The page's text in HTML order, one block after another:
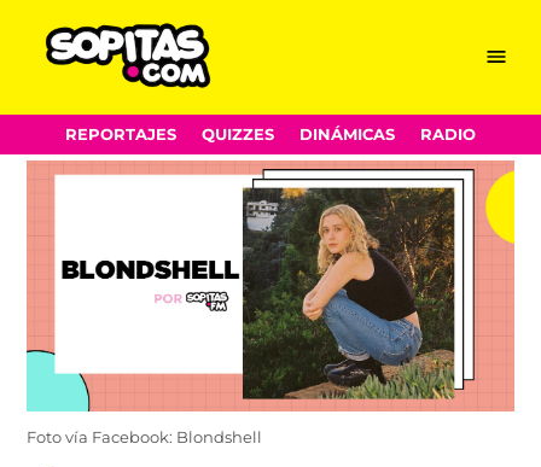
Skip
to
Menu
REPORTAJES QUIZZES DINÁMICAS RADIO
Foto vía Facebook: Blondshell